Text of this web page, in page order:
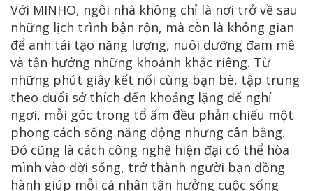
Với MINHO, ngôi nhà không chỉ là nơi trở về sau
những lịch trình bận rộn, mà còn là không gian
để anh tái tạo năng lượng, nuôi dưỡng đam mê
và tận hưởng những khoảnh khắc riêng. Từ
những phút giây kết nối cùng bạn bè, tập trung
theo đuổi sở thích đến khoảng lặng để nghỉ
ngơi, mỗi góc trong tổ ấm đều phản chiếu một
phong cách sống năng động nhưng cân bằng.
Đó cũng là cách công nghệ hiện đại có thể hòa
mình vào đời sống, trở thành người bạn đồng
hành giúp mỗi cá nhân tận hưởng cuộc sống